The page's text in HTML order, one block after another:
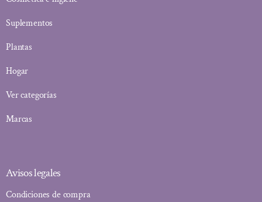
Suplementos
Plantas
Hogar
Ver categorías
Marcas
Avisos legales
Condiciones de compra